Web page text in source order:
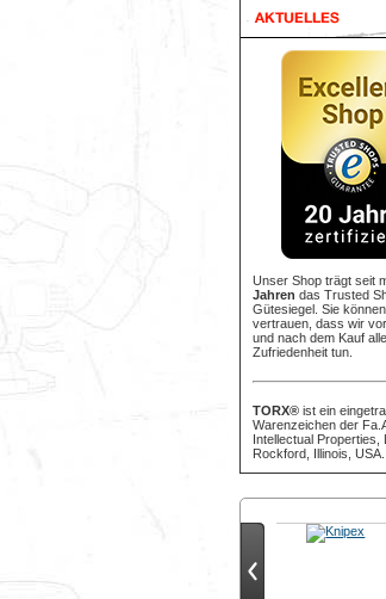
Unser Shop trägt seit
Jahren das Trusted
Gütesiegel. Sie
vertrauen, dass wir
und nach dem Kauf
Zufriedenheit tun.
TORX® ist ein
Warenzeichen der
Intellectual Properties,
Rockford, Illinois, USA.